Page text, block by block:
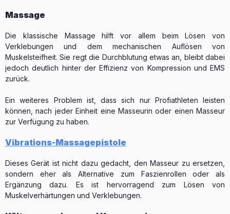
Massage
Die klassische Massage hilft vor allem beim Lösen von
Verklebungen und dem mechanischen Auflösen von
Muskelsteifheit. Sie regt die Durchblutung etwas an, bleibt dabei
jedoch deutlich hinter der Effizienz von Kompression und EMS
zurück.
Ein weiteres Problem ist, dass sich nur Profiathleten leisten
können, nach jeder Einheit eine Masseurin oder einen Masseur
zur Verfügung zu haben.
Vibrations-Massagepistole
Dieses Gerät ist nicht dazu gedacht, den Masseur zu ersetzen,
sondern eher als Alternative zum Faszienrollen oder als
Ergänzung dazu. Es ist hervorragend zum Lösen von
Muskelverhärtungen und Verklebungen.